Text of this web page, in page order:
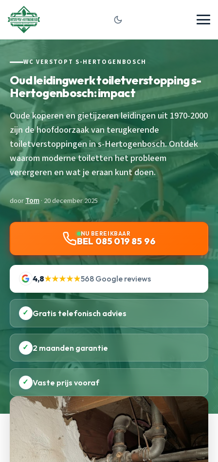
WC VERSTOPT S-HERTOGENBOSCH
Oud leidingwerk toiletverstopping s-
Hertogenbosch: impact
Oude koperen en gietijzeren leidingen uit 1970-2000
zijn de hoofdoorzaak van terugkerende
toiletverstoppingen in s-Hertogenbosch. Ontdek
waarom moderne toiletten het probleem
verergeren en wat je eraan kunt doen.
doorTom· 20 december 2025
NU BEREIKBAAR
BEL 085 019 85 96
4,8★★★★★568 Google reviews
✓ Gratis telefonisch advies
✓ 2 maanden garantie
✓ Vaste prijs vooraf